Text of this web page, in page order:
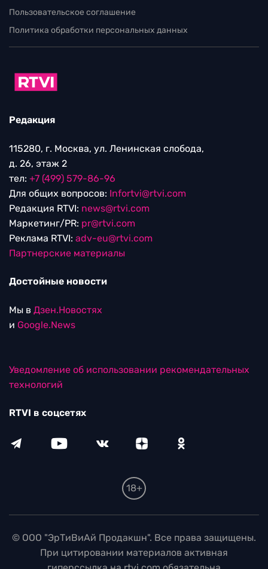
Пользовательское соглашение
Политика обработки персональных данных
Редакция
115280, г. Москва, ул. Ленинская слобода,
д. 26, этаж 2
тел: +7 (499) 579-86-96
Для общих вопросов: Infortvi@rtvi.com
Редакция RTVI: news@rtvi.com
Маркетинг/PR: pr@rtvi.com
Реклама RTVI: adv-eu@rtvi.com
Партнерские материалы
Достойные новости
Мы в Дзен.Новостях
и Google.News
Уведомление об использовании рекомендательных
технологий
RTVI в соцсетях
18+
© ООО "ЭрТиВиАй Продакшн". Все права защищены.
При цитировании материалов активная